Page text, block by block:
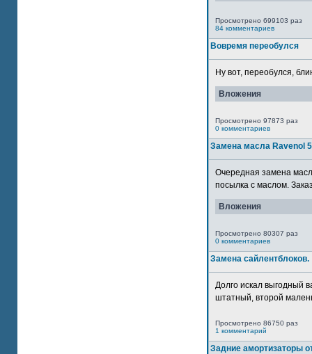
Просмотрено 699103 раз
84 комментариев
Вовремя переобулся
Ну вот, переобулся,
Вложения
Просмотрено 97873 раз
0 комментариев
Замена масла Ravenol
Очередная замена
посылка с маслом.
Вложения
Просмотрено 80307 раз
0 комментариев
Замена сайлентблоков.
Долго искал выгодный
штатный, второй
Просмотрено 86750 раз
1 комментарий
Задние амортизаторы